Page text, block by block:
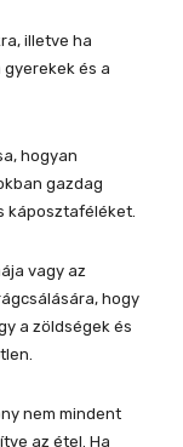
illetve ha
gyerekek és a
hogyan
gazdag
káposztaféléket.
vagy az
hogy
a zöldségek és
nem mindent
az étel. Ha